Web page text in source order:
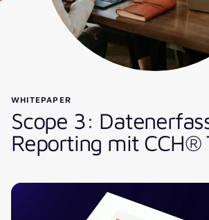
WHITEPAPER
Scope 3:
Reporting mit CCH®